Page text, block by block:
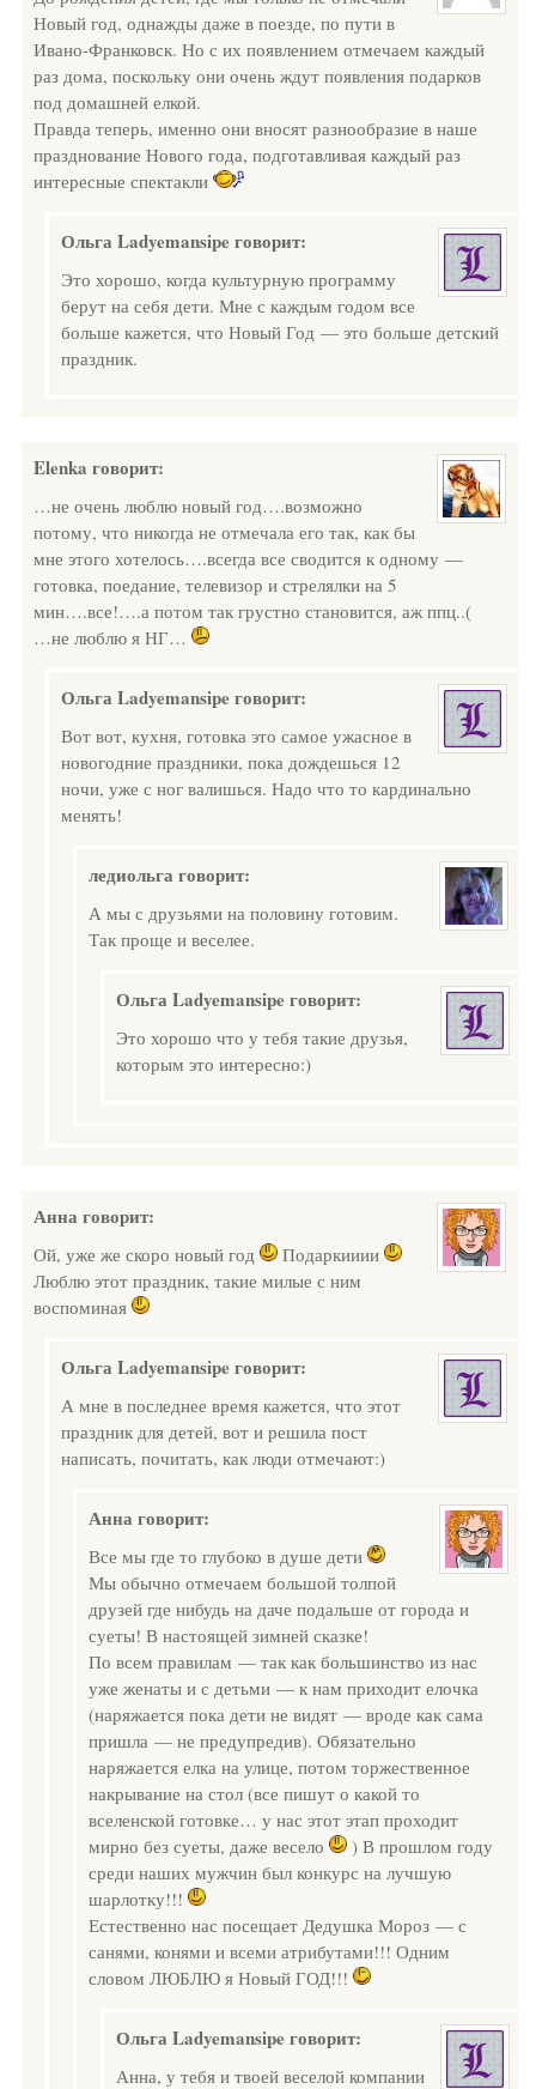
Новый год, однажды даже в поезде, по пути в
Ивано-Франковск. Но с их появлением отмечаем каждый
раз дома, поскольку они очень ждут появления подарков
под домашней елкой.
Правда теперь, именно они вносят разнообразие в наше
празднование Нового года, подготавливая каждый раз
интересные спектакли
Ольга Ladyemansipe говорит:
Это хорошо, когда культурную программу
берут на себя дети. Мне с каждым годом все
больше кажется, что Новый Год — это больше детский
праздник.
Elenka говорит:
…не очень люблю новый год….возможно
потому, что никогда не отмечала его так, как бы
мне этого хотелось….всегда все сводится к одному —
готовка, поедание, телевизор и стрелялки на 5
мин….все!….а потом так грустно становится, аж ппц..(
…не люблю я НГ…
Ольга Ladyemansipe говорит:
Вот вот, кухня, готовка это самое ужасное в
новогодние праздники, пока дождешься 12
ночи, уже с ног валишься. Надо что то кардинально
менять!
ледиольга говорит:
А мы с друзьями на половину готовим.
Так проще и веселее.
Ольга Ladyemansipe говорит:
Это хорошо что у тебя такие друзья,
которым это интересно:)
Анна говорит:
Ой, уже же скоро новый год
Подаркииии
Люблю этот праздник, такие милые с ним
воспоминая
Ольга Ladyemansipe говорит:
А мне в последнее время кажется, что этот
праздник для детей, вот и решила пост
написать, почитать, как люди отмечают:)
Анна говорит:
Все мы где то глубоко в душе дети
Мы обычно отмечаем большой толпой
друзей где нибудь на даче подальше от города и
суеты! В настоящей зимней сказке!
По всем правилам — так как большинство из нас
уже женаты и с детьми — к нам приходит елочка
(наряжается пока дети не видят — вроде как сама
пришла — не предупредив). Обязательно
наряжается елка на улице, потом торжественное
накрывание на стол (все пишут о какой то
вселенской готовке… у нас этот этап проходит
мирно без суеты, даже весело
) В прошлом году
среди наших мужчин был конкурс на лучшую
шарлотку!!!
Естественно нас посещает Дедушка Мороз — с
санями, конями и всеми атрибутами!!! Одним
словом ЛЮБЛЮ я Новый ГОД!!!
Ольга Ladyemansipe говорит:
Анна, у тебя и твоей веселой компании